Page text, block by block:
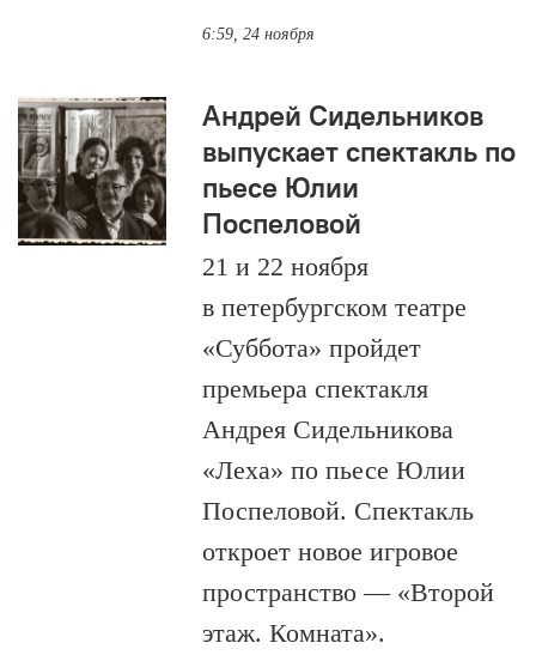
6:59, 24 ноября
Андрей Сидельников
выпускает спектакль по
пьесе Юлии
Поспеловой
21 и 22 ноября
в петербургском театре
«Суббота» пройдет
премьера спектакля
Андрея Сидельникова
«Леха» по пьесе Юлии
Поспеловой. Спектакль
откроет новое игровое
пространство — «Второй
этаж. Комната».